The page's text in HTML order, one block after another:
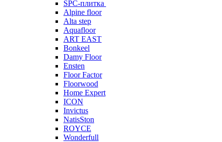
SPC-плитка
Alpine floor
Alta step
Aquafloor
ART EAST
Bonkeel
Damy Floor
Ensten
Floor Factor
Floorwood
Home Expert
ICON
Invictus
NatisSton
ROYCE
Wonderfull